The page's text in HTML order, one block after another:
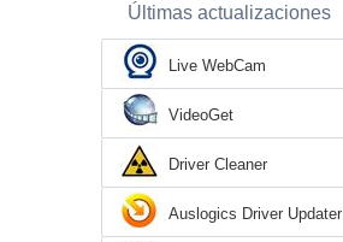
Últimas actualizaciones
Live WebCam
VideoGet
Driver Cleaner
Auslogics Driver Updater